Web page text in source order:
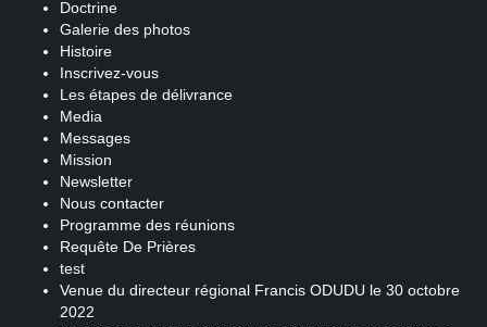
Doctrine
Galerie des photos
Histoire
Inscrivez-vous
Les étapes de délivrance
Media
Messages
Mission
Newsletter
Nous contacter
Programme des réunions
Requête De Prières
test
Venue du directeur régional Francis ODUDU le 30 octobre
2022